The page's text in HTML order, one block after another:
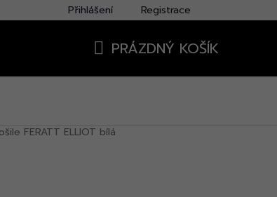
Přihlášení Registrace
PRÁZDNÝ KOŠÍK
FERATT ELLIOT bílá